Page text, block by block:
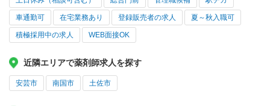
車通勤可 在宅業務あり 登録販売者の求人 夏～秋入職可
積極採用中の求人 WEB面接OK
近隣エリアで薬剤師求人を探す
安芸市 南国市 土佐市